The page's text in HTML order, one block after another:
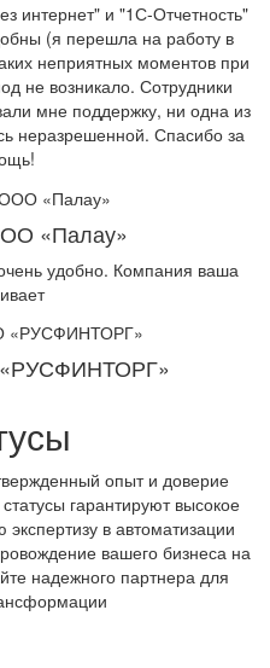
интернет" и "1С-Отчетность"
(я перешла на работу в
неприятных моментов при
не возникало. Сотрудники
мне поддержку, ни одна из
неразрешенной. Спасибо за
«Палау»
удобно. Компания ваша
опыт и доверие
гарантируют высокое
экспертизу в автоматизации
вашего бизнеса на
надежного партнера для